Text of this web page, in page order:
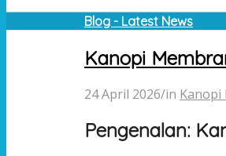
Blog - Latest News
Kanopi
24 April 2026/in Kanopi
Pengenalan: